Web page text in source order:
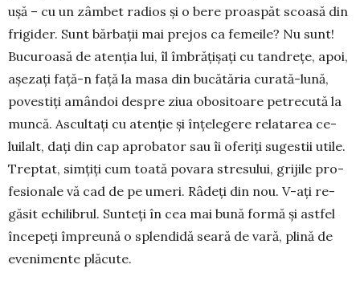
ușă – cu un zâm­bet radios și o bere proaspăt scoasă din
frigider. Sunt bărbații mai prejos ca femeile? Nu sunt!
Bucu­roasă de atenția lui, îl îmbrățișați cu tandrețe, apoi,
așezați față-n față la masa din bucătăria curată-lună,
povestiți amân­­doi despre ziua obo­sitoare petrecută la
mun­că. As­cul­tați cu a­ten­ție și înțelegere re­la­tarea ce­­
luilalt, dați din cap apro­bator sau îi o­fe­­riți sugestii utile.
Trep­­tat, simțiți cum toa­­tă povara stre­su­lui, grijile pro­
fe­sio­nale vă cad de pe u­meri. Râ­deți din nou. V-ați re­
găsit echilibrul. Sun­­teți în cea mai bu­nă formă și astfel
înce­peți îm­pre­u­nă o splen­didă seară de vară, plină de
eveni­mente plă­­cute.